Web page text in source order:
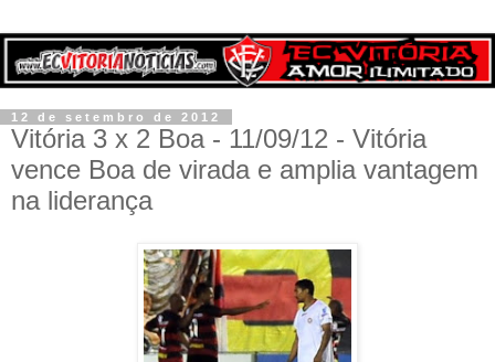
12 de setembro de 2012
Vitória 3 x 2 Boa - 11/09/12 - Vitória
vence Boa de virada e amplia vantagem
na liderança